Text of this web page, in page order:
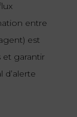
entre
est
et garantir
d’alerte